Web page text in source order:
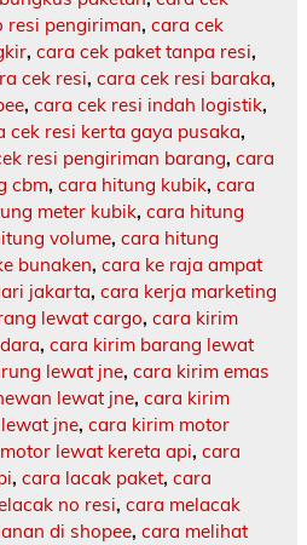
resi pengiriman, cara cek
, cara cek paket tanpa resi,
cek resi, cara cek resi baraka,
, cara cek resi indah logistik,
cek resi kerta gaya pusaka,
resi pengiriman barang, cara
cbm, cara hitung kubik, cara
meter kubik, cara hitung
volume, cara hitung
bunaken, cara ke raja ampat
jakarta, cara kerja marketing
lewat cargo, cara kirim
, cara kirim barang lewat
lewat jne, cara kirim emas
lewat jne, cara kirim
jne, cara kirim motor
lewat kereta api, cara
, cara lacak paket, cara
no resi, cara melacak
di shopee, cara melihat